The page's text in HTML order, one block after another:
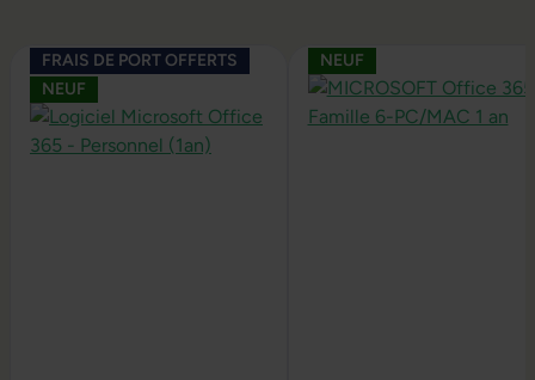
Ignorer la galerie de produits
FRAIS DE PORT OFFERTS
NEUF
NEUF